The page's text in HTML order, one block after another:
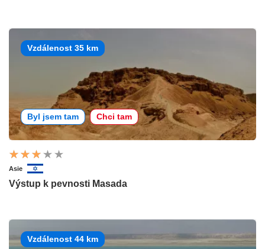
Vzdálenost 35 km
Byl jsem tam Chci tam
Asie
Výstup k pevnosti Masada
Vzdálenost 44 km